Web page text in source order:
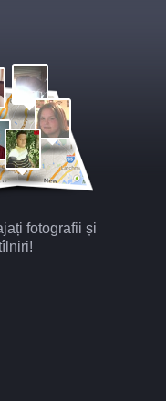
fotografii și